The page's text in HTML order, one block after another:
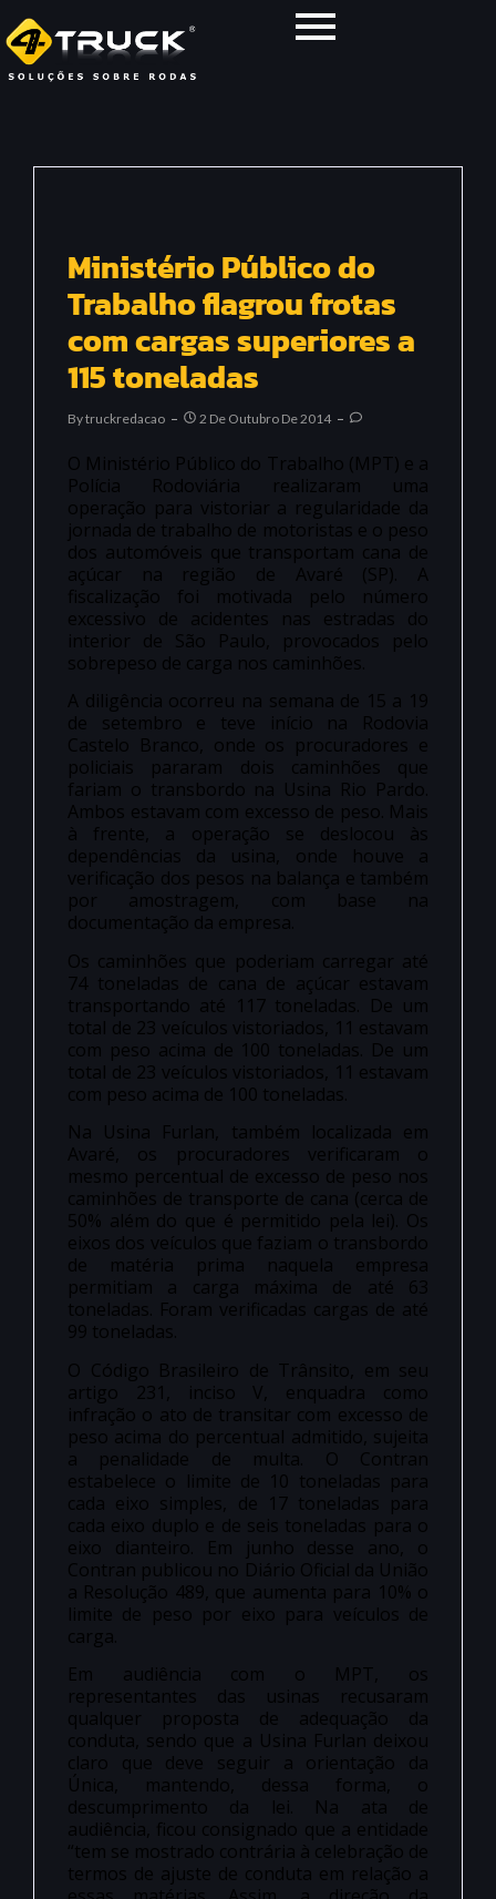
Ministério Público do
Trabalho flagrou frotas
com cargas superiores a
115 toneladas
ByTruckredacao 2 De Outubro De 2014
O Ministério Público do Trabalho (MPT) e a
Polícia Rodoviária realizaram uma
operação para vistoriar a regularidade da
jornada de trabalho de motoristas e o peso
dos automóveis que transportam cana de
açúcar na região de Avaré (SP). A
fiscalização foi motivada pelo número
excessivo de acidentes nas estradas do
interior de São Paulo, provocados pelo
sobrepeso de carga nos caminhões.
A diligência ocorreu na semana de 15 a 19
de setembro e teve início na Rodovia
Castelo Branco, onde os procuradores e
policiais pararam dois caminhões que
fariam o transbordo na Usina Rio Pardo.
Ambos estavam com excesso de peso. Mais
à frente, a operação se deslocou às
dependências da usina, onde houve a
verificação dos pesos na balança e também
por amostragem, com base na
documentação da empresa.
Os caminhões que poderiam carregar até
74 toneladas de cana de açúcar estavam
transportando até 117 toneladas. De um
total de 23 veículos vistoriados, 11 estavam
com peso acima de 100 toneladas. De um
total de 23 veículos vistoriados, 11 estavam
com peso acima de 100 toneladas.
Na Usina Furlan, também localizada em
Avaré, os procuradores verificaram o
mesmo percentual de excesso de peso nos
caminhões de transporte de cana (cerca de
50% além do que é permitido pela lei). Os
eixos dos veículos que faziam o transbordo
de matéria prima naquela empresa
permitiam a carga máxima de até 63
toneladas. Foram verificadas cargas de até
99 toneladas.
O Código Brasileiro de Trânsito, em seu
artigo 231, inciso V, enquadra como
infração o ato de transitar com excesso de
peso acima do percentual admitido, sujeita
a penalidade de multa. O Contran
estabelece o limite de 10 toneladas para
cada eixo simples, de 17 toneladas para
cada eixo duplo e de seis toneladas para o
eixo dianteiro. Em junho desse ano, o
Contran publicou no Diário Oficial da União
a Resolução 489, que aumenta para 10% o
limite de peso por eixo para veículos de
carga.
Em audiência com o MPT, os
representantes das usinas recusaram
qualquer proposta de adequação da
conduta, sendo que a Usina Furlan deixou
claro que deve seguir a orientação da
Única, mantendo, dessa forma, o
descumprimento da lei. Na ata de
audiência, ficou consignado que a entidade
“tem se mostrado contrária à celebração de
termos de ajuste de conduta em relação a